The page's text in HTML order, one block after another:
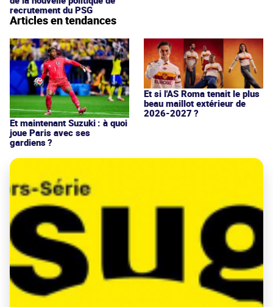
recrutement du PSG
Articles en tendances
Et maintenant Suzuki : à quoi
joue Paris avec ses
gardiens ?
Et si l'AS Roma tenait le plus
beau maillot extérieur de
2026-2027 ?